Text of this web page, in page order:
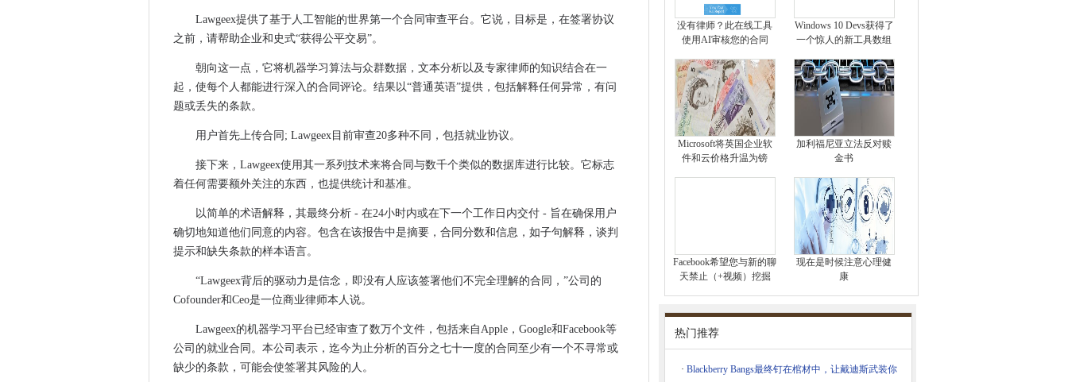
现在是时候注意心理健康
HPE在印度IT服务提供商Mphasis中销售大多数股份
2016年十大信息管理故事
Twitter削减了葡萄酒和工作，因为收入增长放缓
英特尔重新焦于自身，其收入流在云上
政府为新的纤维网络提供了五年的税假假期
EUROPOL主持人模拟零售业网络攻击
instagram anianst-agram！时间线奶酪运动计划导致恐慌和FUD
'你的脸是大数据：'这个摄影师实验的标题说明了这一切
数字技术帮助环境署提供早期的洪水警告
微软收到了500多个请求来取消复仇色情
这个“脑兴高采烈的”超级计算机将探索美国核计划的深入学习
Lawgeex提供了基于人工智能的世界第一个合同审查平台。它说，目标是，在签署协议
之前，请帮助企业和史式“获得公平交易”。
朝向这一点，它将机器学习算法与众群数据，文本分析以及专家律师的知识结合在一
起，使每个人都能进行深入的合同评论。结果以“普通英语”提供，包括解释任何异常，有问
题或丢失的条款。
用户首先上传合同; Lawgeex目前审查20多种不同，包括就业协议。
接下来，Lawgeex使用其一系列技术来将合同与数千个类似的数据库进行比较。它标志
着任何需要额外关注的东西，也提供统计和基准。
以简单的术语解释，其最终分析 - 在24小时内或在下一个工作日内交付 - 旨在确保用户
确切地知道他们同意的内容。包含在该报告中是摘要，合同分数和信息，如子句解释，谈判
提示和缺失条款的样本语言。
“Lawgeex背后的驱动力是信念，即没有人应该签署他们不完全理解的合同，”公司的
Cofounder和Ceo是一位商业律师本人说。
Lawgeex的机器学习平台已经审查了数万个文件，包括来自Apple，Google和Facebook等
公司的就业合同。本公司表示，迄今为止分析的百分之七十一度的合同至少有一个不寻常或
缺少的条款，可能会使签署其风险的人。
没有律师？此在线工具
使用AI审核您的合同
Windows 10 Devs获得了
一个惊人的新工具数组
Microsoft将英国企业软
件和云价格升温为镑
加利福尼亚立法反对赎
金书
Facebook希望您与新的聊
天禁止（+视频）挖掘
现在是时候注意心理健
康
热门推荐
· Blackberry Bangs最终钉在棺材中，让戴迪斯武装你